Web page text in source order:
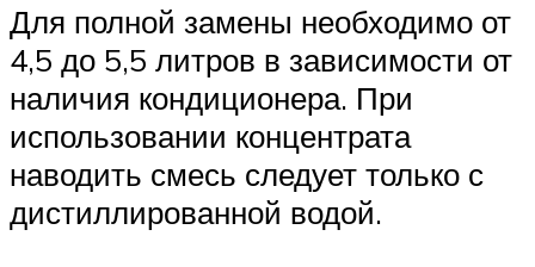
Для полной замены необходимо от
4,5 до 5,5 литров в зависимости от
наличия кондиционера. При
использовании концентрата
наводить смесь следует только с
дистиллированной водой.